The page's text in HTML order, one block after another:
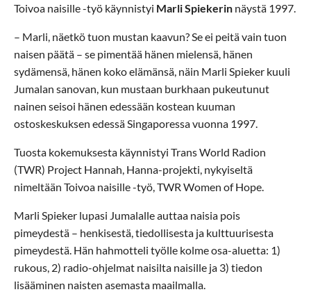
Toivoa naisille -työ käynnistyi Marli Spiekerin näystä 1997.
– Marli, näetkö tuon mustan kaavun? Se ei peitä vain tuon
naisen päätä – se pimentää hänen mielensä, hänen
sydämensä, hänen koko elämänsä, näin Marli Spieker kuuli
Jumalan sanovan, kun mustaan burkhaan pukeutunut
nainen seisoi hänen edessään kostean kuuman
ostoskeskuksen edessä Singaporessa vuonna 1997.
Tuosta kokemuksesta käynnistyi Trans World Radion
(TWR) Project Hannah, Hanna-projekti, nykyiseltä
nimeltään Toivoa naisille -työ, TWR Women of Hope.
Marli Spieker lupasi Jumalalle auttaa naisia pois
pimeydestä – henkisestä, tiedollisesta ja kulttuurisesta
pimeydestä. Hän hahmotteli työlle kolme osa-aluetta: 1)
rukous, 2) radio-ohjelmat naisilta naisille ja 3) tiedon
lisääminen naisten asemasta maailmalla.